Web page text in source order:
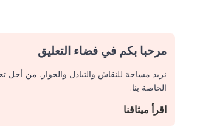
مرحبا بكم في فضاء التعليق
نريد مساحة للنقاش والتبادل والحوار. من أجل
الخاصة بنا.
اقرأ ميثاقنا